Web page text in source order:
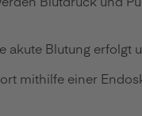
akute Blutung
mithilfe einer